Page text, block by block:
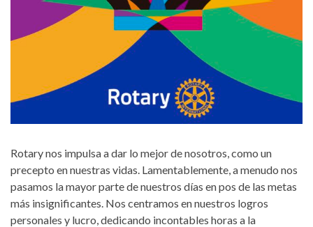
Rotary nos impulsa a dar lo mejor de nosotros, como un
precepto en nuestras vidas. Lamentablemente, a menudo nos
pasamos la mayor parte de nuestros días en pos de las metas
más insignificantes. Nos centramos en nuestros logros
personales y lucro, dedicando incontables horas a la